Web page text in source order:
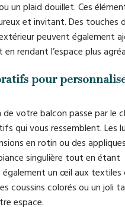
un plaid douillet. Ces
et invitant. Des touches
peuvent également
rendant l’espace plus
pour
de votre balcon passe par le
qui vous ressemblent. Les
en rotin ou des
singulière tout en étant
un œil aux textiles
coussins colorés ou un joli
espace.